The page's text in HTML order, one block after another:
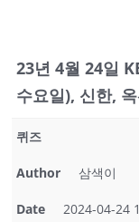
23년 4월 24일
수요일), 신한,
퀴즈
Author 삼색이
Date 2024-04-24